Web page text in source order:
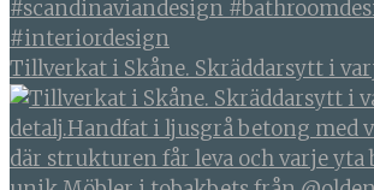
Tillverkat i Skåne. Skräddarsytt i